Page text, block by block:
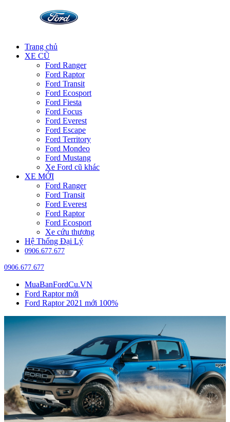
Trang chủ
XE CŨ
Ford Ranger
Ford Raptor
Ford Transit
Ford Ecosport
Ford Fiesta
Ford Focus
Ford Everest
Ford Escape
Ford Territory
Ford Mondeo
Ford Mustang
Xe Ford cũ khác
XE MỚI
Ford Ranger
Ford Transit
Ford Everest
Ford Raptor
Ford Ecosport
Xe cứu thương
Hệ Thống Đại Lý
0906.677.677
0906.677.677
MuaBanFordCu.VN
Ford Raptor mới
Ford Raptor 2021 mới 100%